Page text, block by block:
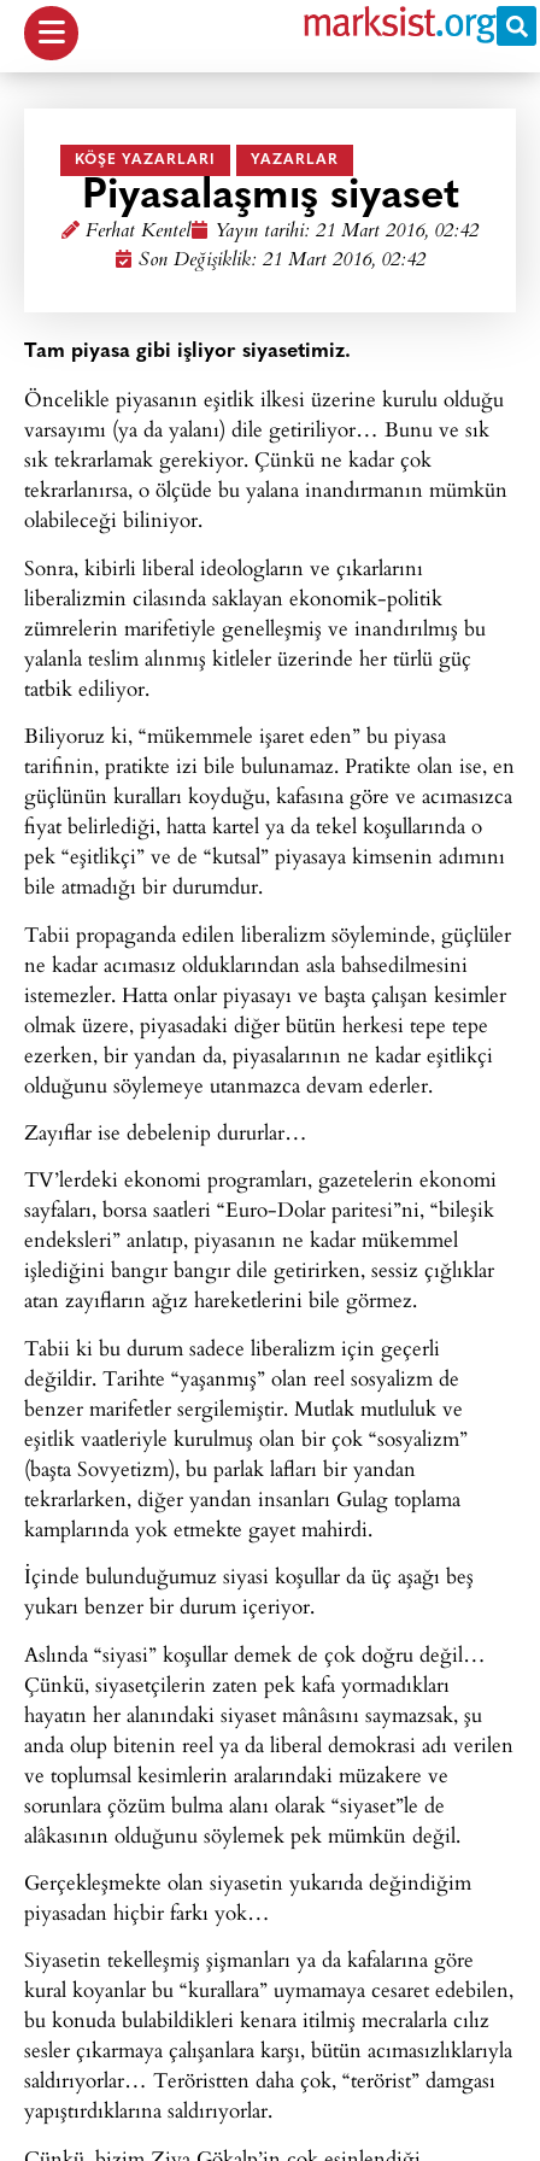
KÖŞE YAZARLARI YAZARLAR
Piyasalaşmış siyaset
Ferhat Kentel Yayın tarihi: 21 Mart 2016, 02:42
Son Değişiklik: 21 Mart 2016, 02:42
Tam piyasa gibi işliyor siyasetimiz.
Öncelikle piyasanın eşitlik ilkesi üzerine kurulu olduğu
varsayımı (ya da yalanı) dile getiriliyor… Bunu ve sık
sık tekrarlamak gerekiyor. Çünkü ne kadar çok
tekrarlanırsa, o ölçüde bu yalana inandırmanın mümkün
olabileceği biliniyor.
Sonra, kibirli liberal ideologların ve çıkarlarını
liberalizmin cilasında saklayan ekonomik-politik
zümrelerin marifetiyle genelleşmiş ve inandırılmış bu
yalanla teslim alınmış kitleler üzerinde her türlü güç
tatbik ediliyor.
Biliyoruz ki, “mükemmele işaret eden” bu piyasa
tarifinin, pratikte izi bile bulunamaz. Pratikte olan ise, en
güçlünün kuralları koyduğu, kafasına göre ve acımasızca
fiyat belirlediği, hatta kartel ya da tekel koşullarında o
pek “eşitlikçi” ve de “kutsal” piyasaya kimsenin adımını
bile atmadığı bir durumdur.
Tabii propaganda edilen liberalizm söyleminde, güçlüler
ne kadar acımasız olduklarından asla bahsedilmesini
istemezler. Hatta onlar piyasayı ve başta çalışan kesimler
olmak üzere, piyasadaki diğer bütün herkesi tepe tepe
ezerken, bir yandan da, piyasalarının ne kadar eşitlikçi
olduğunu söylemeye utanmazca devam ederler.
Zayıflar ise debelenip dururlar…
TV’lerdeki ekonomi programları, gazetelerin ekonomi
sayfaları, borsa saatleri “Euro-Dolar paritesi”ni, “bileşik
endeksleri” anlatıp, piyasanın ne kadar mükemmel
işlediğini bangır bangır dile getirirken, sessiz çığlıklar
atan zayıfların ağız hareketlerini bile görmez.
Tabii ki bu durum sadece liberalizm için geçerli
değildir. Tarihte “yaşanmış” olan reel sosyalizm de
benzer marifetler sergilemiştir. Mutlak mutluluk ve
eşitlik vaatleriyle kurulmuş olan bir çok “sosyalizm”
(başta Sovyetizm), bu parlak lafları bir yandan
tekrarlarken, diğer yandan insanları Gulag toplama
kamplarında yok etmekte gayet mahirdi.
İçinde bulunduğumuz siyasi koşullar da üç aşağı beş
yukarı benzer bir durum içeriyor.
Aslında “siyasi” koşullar demek de çok doğru değil…
Çünkü, siyasetçilerin zaten pek kafa yormadıkları
hayatın her alanındaki siyaset mânâsını saymazsak, şu
anda olup bitenin reel ya da liberal demokrasi adı verilen
ve toplumsal kesimlerin aralarındaki müzakere ve
sorunlara çözüm bulma alanı olarak “siyaset”le de
alâkasının olduğunu söylemek pek mümkün değil.
Gerçekleşmekte olan siyasetin yukarıda değindiğim
piyasadan hiçbir farkı yok…
Siyasetin tekelleşmiş şişmanları ya da kafalarına göre
kural koyanlar bu “kurallara” uymamaya cesaret edebilen,
bu konuda bulabildikleri kenara itilmiş mecralarla cılız
sesler çıkarmaya çalışanlara karşı, bütün acımasızlıklarıyla
saldırıyorlar… Teröristten daha çok, “terörist” damgası
yapıştırdıklarına saldırıyorlar.